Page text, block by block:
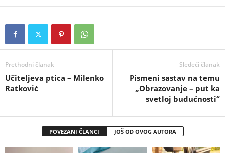
Prethodni članak
Učitelјeva ptica – Milenko
Ratković
Sledeći članak
Pismeni sastav na temu
„Obrazovanje – put ka
svetloj budućnosti“
POVEZANI ČLANCI JOŠ OD OVOG AUTORA